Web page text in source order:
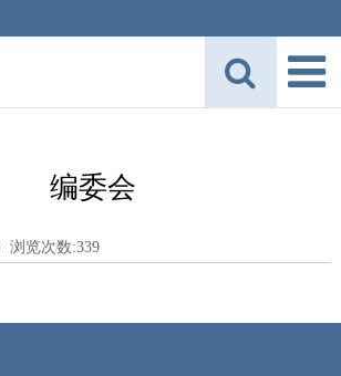
编委会
浏览次数:339